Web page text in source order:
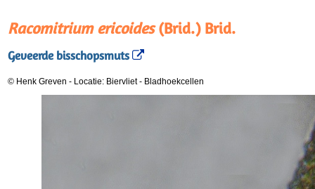
Racomitrium ericoides(Brid.) Brid.
Geveerde bisschopsmuts
© Henk Greven - Locatie: Biervliet- Bladhoekcellen